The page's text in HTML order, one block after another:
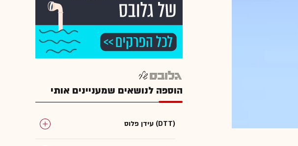
הוספה לנושאים שמעניינים אותי
עידן פלוס (DTT)